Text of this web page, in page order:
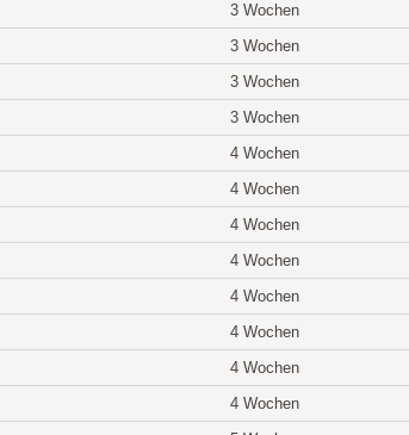
3 Wochen
3 Wochen
3 Wochen
3 Wochen
4 Wochen
4 Wochen
4 Wochen
4 Wochen
4 Wochen
4 Wochen
4 Wochen
4 Wochen